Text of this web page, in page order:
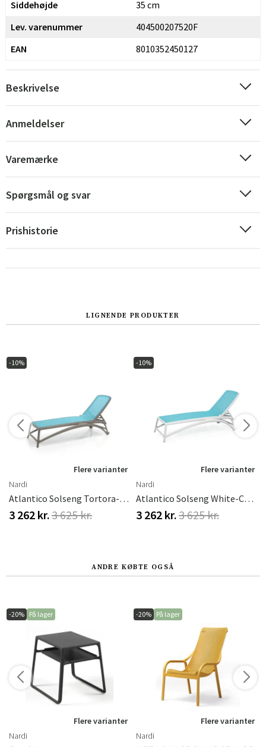
Sverige
Norge
Suomi
Siddehøjde
35 cm
Lev. varenummer
404500207520F
EAN
8010352450127
Beskrivelse
Anmeldelser
Varemærke
Spørgsmål og svar
Prishistorie
LIGNENDE PRODUKTER
-10%
Flere varianter
Nardi
Atlantico Solseng Tortora-Celeste
3 262 kr.3 625 kr.
-10%
Flere varianter
Nardi
Atlantico Solseng White-Celeste
3 262 kr.3 625 kr.
ANDRE KØBTE OGSÅ
-20% På lager
Flere varianter
Nardi
-20% På lager
Flere varianter
Nardi